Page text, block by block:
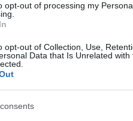
opt-out of processing my
opt-out of Collection, Use,
Data that Is Unrelated
, a London
úgy érezte magát,
magára hagyták,